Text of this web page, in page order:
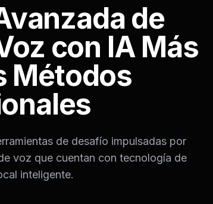
de
con IA Más
Métodos
de desafío impulsadas por
voz que cuentan con tecnología de
inteligente.